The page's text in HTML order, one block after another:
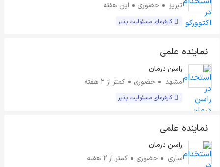
تبریز
حضوری این هفته
کارفرمای مسئولیت پذیر
نماینده علمی
راسن درمان
مشهد
حضوری کمتر از ۲ هفته
کارفرمای مسئولیت پذیر
نماینده علمی
راسن درمان
ساری
حضوری کمتر از ۲ هفته